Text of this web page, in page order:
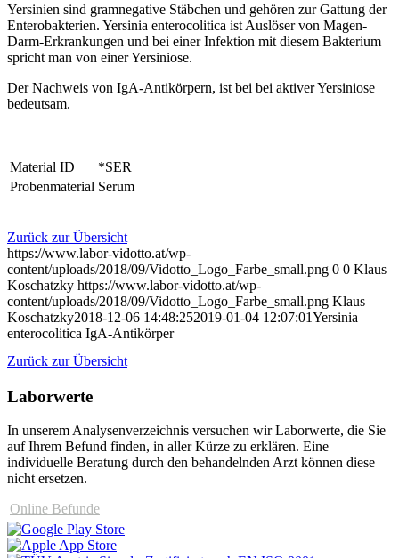
Yersinien sind gramnegative Stäbchen und gehören zur Gattung der
Enterobakterien. Yersinia enterocolitica ist Auslöser von Magen-
Darm-Erkrankungen und bei einer Infektion mit diesem Bakterium
spricht man von einer Yersiniose.
Der Nachweis von IgA-Antikörpern, ist bei bei aktiver Yersiniose
bedeutsam.
Material ID
*SER
Probenmaterial Serum
Zurück zur Übersicht
https://www.labor-vidotto.at/wp-
content/uploads/2018/09/Vidotto_Logo_Farbe_small.png 0 0 Klaus
Koschatzky https://www.labor-vidotto.at/wp-
content/uploads/2018/09/Vidotto_Logo_Farbe_small.png Klaus
Koschatzky2018-12-06 14:48:252019-01-04 12:07:01Yersinia
enterocolitica IgA-Antikörper
Zurück zur Übersicht
Laborwerte
In unserem Analysen­verzeichnis versuchen wir Laborwerte, die Sie
auf Ihrem Befund finden, in aller Kürze zu erklären. Eine
individuelle Beratung durch den behandelnden Arzt können diese
nicht ersetzen.
Online Befunde